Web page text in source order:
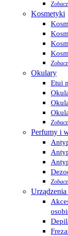
Kosmetyki
Okulary
Etui
Perfumy i
Urządzenia